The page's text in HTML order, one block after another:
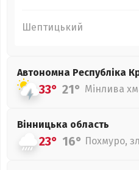
Шептицький
Автономна Республіка
33° 21° Мінлива
Вінницька область
23° 16° Похмуро,